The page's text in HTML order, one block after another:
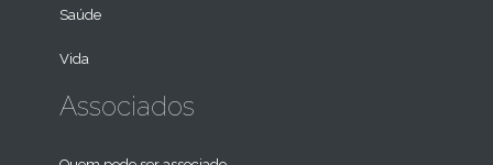
Saúde
Vida
Associados